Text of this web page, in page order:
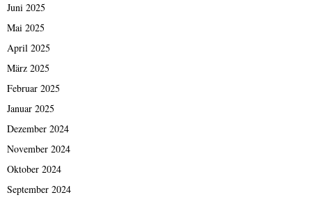
Juni 2025
Mai 2025
April 2025
März 2025
Februar 2025
Januar 2025
Dezember 2024
November 2024
Oktober 2024
September 2024